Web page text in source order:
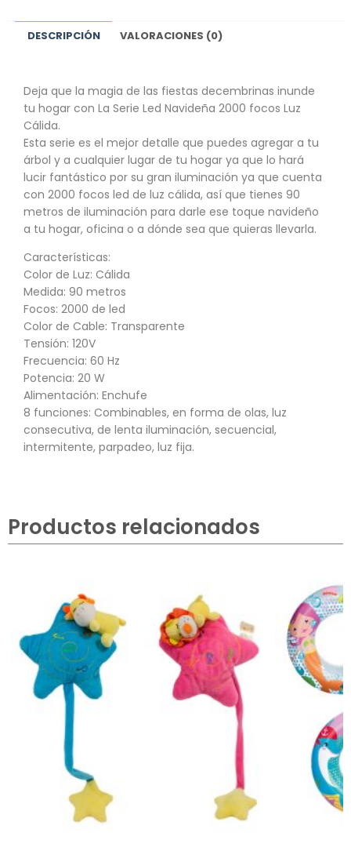
DESCRIPCIÓN VALORACIONES (0)
Deja que la magia de las fiestas decembrinas inunde
tu hogar con La Serie Led Navideña 2000 focos Luz
Cálida.
Esta serie es el mejor detalle que puedes agregar a tu
árbol y a cualquier lugar de tu hogar ya que lo hará
lucir fantástico por su gran iluminación ya que cuenta
con 2000 focos led de luz cálida, así que tienes 90
metros de iluminación para darle ese toque navideño
a tu hogar, oficina o a dónde sea que quieras llevarla.
Características:
Color de Luz: Cálida
Medida: 90 metros
Focos: 2000 de led
Color de Cable: Transparente
Tensión: 120V
Frecuencia: 60 Hz
Potencia: 20 W
Alimentación: Enchufe
8 funciones: Combinables, en forma de olas, luz
consecutiva, de lenta iluminación, secuencial,
intermitente, parpadeo, luz fija.
Productos relacionados